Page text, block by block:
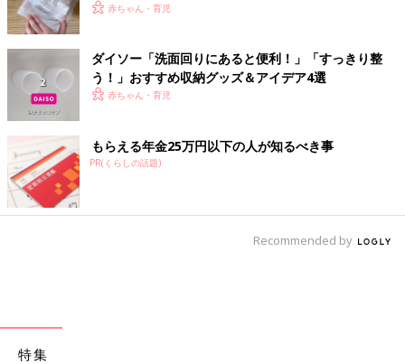
赤ちゃん・育児
ダイソー「洗面回りにあると便利！」「すっきり整
う！」おすすめ収納グッズ＆アイデア4選
赤ちゃん・育児
もらえる年金25万円以下の人が知るべき事
PR(くらしの話題)
Recommended by
特集